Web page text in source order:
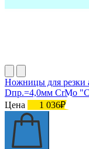
Ножницы для резки
Dпр.=4,0мм CrMo
Цена
1 036₽